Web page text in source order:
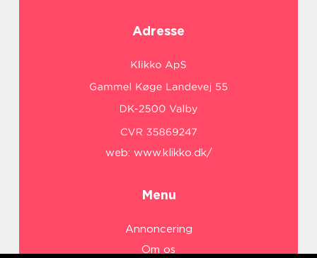
Adresse
web: www.klikko.dk/
Menu
Annoncering
Om os